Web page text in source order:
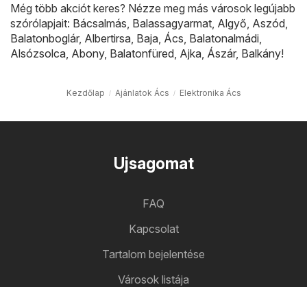
Még több akciót keres? Nézze meg más városok legújabb
szórólapjait: Bácsalmás Balassagyarmat Algyő Aszód
Balatonboglár, Albertirsa Baja Ács Balatonalmádi
Alsózsolca Abony, Balatonfüred Ajka Ászár, Balkány!
Kezdőlap Ajánlatok Ács Elektronika Ács
Ujsagomat
FAQ
Kapcsolat
Tartalom bejelentése
Városok listája